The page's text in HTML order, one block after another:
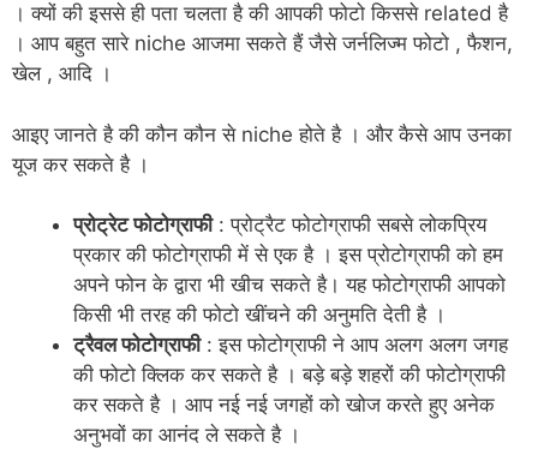
। क्यों की इससे ही पता चलता है की आपकी फोटो किससे related है
। आप बहुत सारे niche आजमा सकते हैं जैसे जर्नलिज्म फोटो , फैशन,
खेल , आदि ।
आइए जानते है की कौन कौन से niche होते है । और कैसे आप उनका
यूज कर सकते है ।
प्रोट्रेट फोटोग्राफी: प्रोट्रैट फोटोग्राफी सबसे लोकप्रिय
प्रकार की फोटोग्राफी में से एक है । इस प्रोटोग्राफी को हम
अपने फोन के द्वारा भी खीच सकते है। यह फोटोग्राफी आपको
किसी भी तरह की फोटो खींचने की अनुमति देती है ।
ट्रैवल फोटोग्राफी: इस फोटोग्राफी ने आप अलग अलग जगह
की फोटो क्लिक कर सकते है । बड़े बड़े शहरों की फोटोग्राफी
कर सकते है । आप नई नई जगहों को खोज करते हुए अनेक
अनुभवों का आनंद ले सकते है ।